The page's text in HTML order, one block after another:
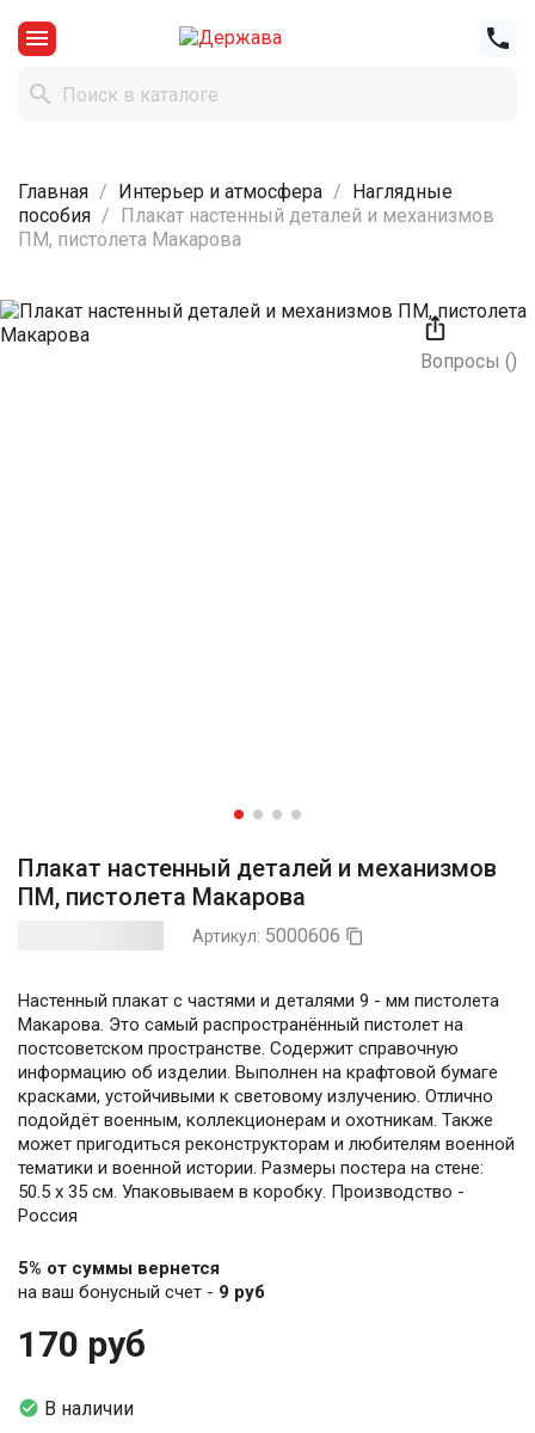



Главная Интерьер и атмосфера
Наглядные
пособия
Плакат настенный деталей и механизмов
ПМ, пистолета Макарова

Вопросы ()
Плакат настенный деталей и механизмов
ПМ, пистолета Макарова
Артикул: 5000606 
Настенный плакат с частями и деталями 9 - мм пистолета
Макарова. Это самый распространённый пистолет на
постсоветском пространстве. Содержит справочную
информацию об изделии. Выполнен на крафтовой бумаге
красками, устойчивыми к световому излучению. Отлично
подойдёт военным, коллекционерам и охотникам. Также
может пригодиться реконструкторам и любителям военной
тематики и военной истории. Размеры постера на стене:
50.5 х 35 см. Упаковываем в коробку. Производство -
Россия
5% от суммы вернется
на ваш бонусный счет - 9 руб
170 руб
 В наличии